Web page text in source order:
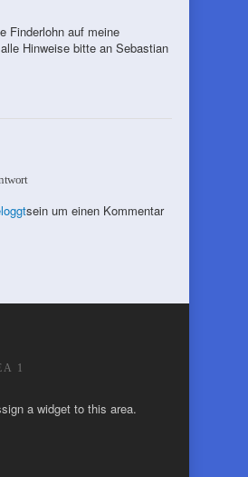
Finderlohn auf meine
Hinweise bitte an Sebastian
sein um einen Kommentar
1
a widget to this area.